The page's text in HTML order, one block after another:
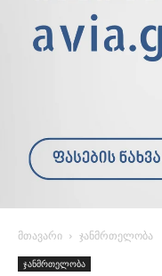
მთავარი ჯანმრთელობა
ჯანმრთელობა